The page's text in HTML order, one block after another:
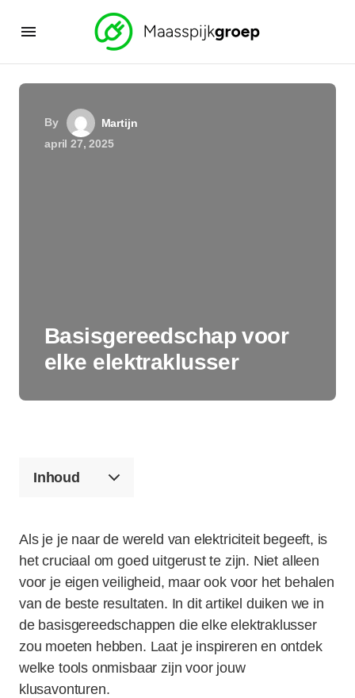
By
Martijn
april 27, 2025
Basisgereedschap voor
elke elektraklusser
Inhoud
Als je je naar de wereld van elektriciteit begeeft, is
het cruciaal om goed uitgerust te zijn. Niet alleen
voor je eigen veiligheid, maar ook voor het behalen
van de beste resultaten. In dit artikel duiken we in
de basisgereedschappen die elke elektraklusser
zou moeten hebben. Laat je inspireren en ontdek
welke tools onmisbaar zijn voor jouw
klusavonturen.